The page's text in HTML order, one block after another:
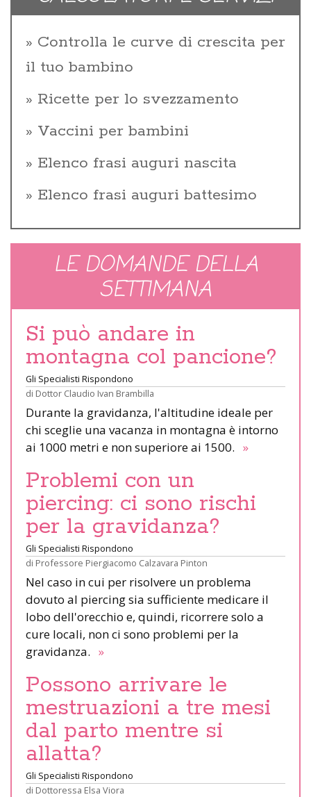
Controlla le curve di crescita per
il tuo bambino
Ricette per lo svezzamento
Vaccini per bambini
Elenco frasi auguri nascita
Elenco frasi auguri battesimo
LE DOMANDE DELLA
SETTIMANA
Si può andare in
montagna col pancione?
Gli Specialisti Rispondono
di Dottor Claudio Ivan Brambilla
Durante la gravidanza, l'altitudine ideale per
chi sceglie una vacanza in montagna è intorno
ai 1000 metri e non superiore ai 1500. »
Problemi con un
piercing: ci sono rischi
per la gravidanza?
Gli Specialisti Rispondono
di Professore Piergiacomo Calzavara Pinton
Nel caso in cui per risolvere un problema
dovuto al piercing sia sufficiente medicare il
lobo dell'orecchio e, quindi, ricorrere solo a
cure locali, non ci sono problemi per la
gravidanza. »
Possono arrivare le
mestruazioni a tre mesi
dal parto mentre si
allatta?
Gli Specialisti Rispondono
di Dottoressa Elsa Viora